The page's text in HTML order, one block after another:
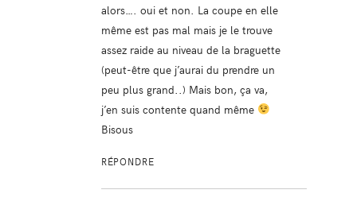
alors…. oui et non. La coupe en elle
même est pas mal mais je le trouve
assez raide au niveau de la braguette
(peut-être que j’aurai du prendre un
peu plus grand..) Mais bon, ça va,
j’en suis contente quand même
Bisous
RÉPONDRE